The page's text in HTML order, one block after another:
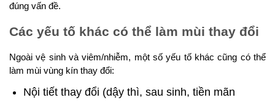
đúng vấn đề.
Các yếu tố khác có thể làm mùi thay đổi
Ngoài vệ sinh và viêm/nhiễm, một số yếu tố khác cũng có thể
làm mùi vùng kín thay đổi:
Nội tiết thay đổi (dậy thì, sau sinh, tiền mãn